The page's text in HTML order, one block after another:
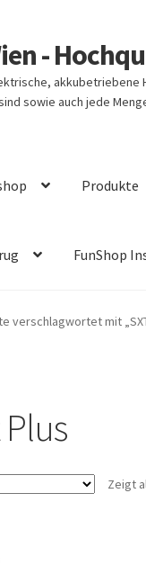
-
sowie auch jede
Produkte
FunShop
verschlagwortet mit
Zeigt